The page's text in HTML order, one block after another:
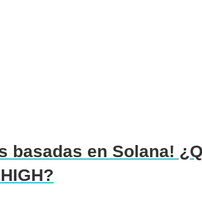
basadas en Solana!